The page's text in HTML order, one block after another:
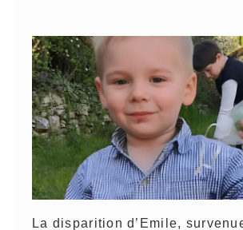
La disparition d’Emile,